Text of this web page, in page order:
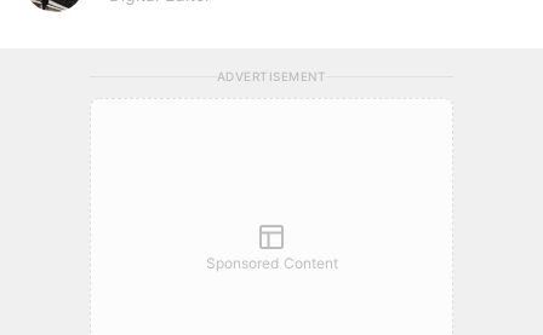
ADVERTISEMENT
Sponsored Content